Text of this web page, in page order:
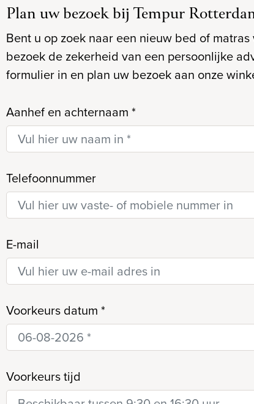
Plan uw bezoek bij Tempur
Bent u op zoek naar een nieuw bed of
bezoek de zekerheid van een persoonlijke
formulier in en plan uw bezoek aan onze
Aanhef en achternaam *
Telefoonnummer
E-mail
Voorkeurs datum *
Voorkeurs tijd